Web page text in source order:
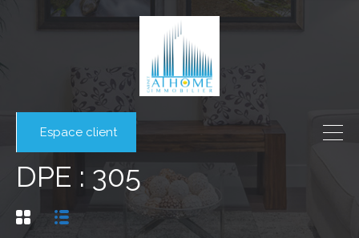
Espace client
DPE : 305